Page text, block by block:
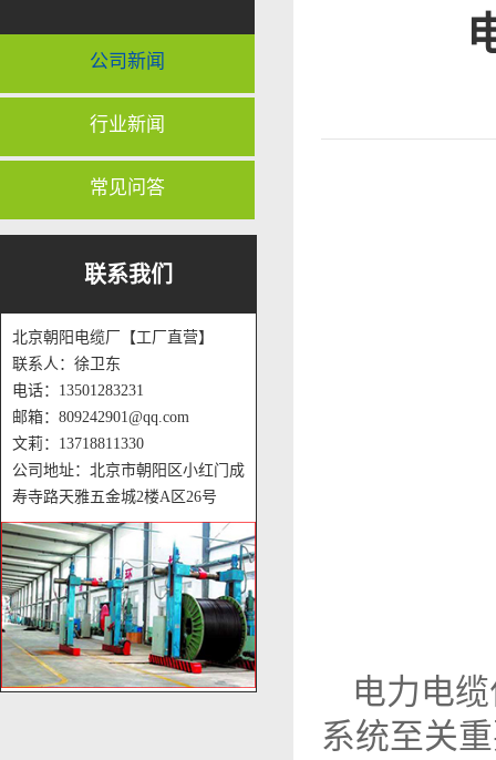
公司新闻
行业新闻
常见问答
联系我们
北京朝阳电缆厂【工厂直营】
联系人：徐卫东
电话：13501283231
邮箱：809242901@qq.com
文莉：13718811330
公司地址：北京市朝阳区小红门成
寿寺路天雅五金城2楼A区26号
电力电
系统至关